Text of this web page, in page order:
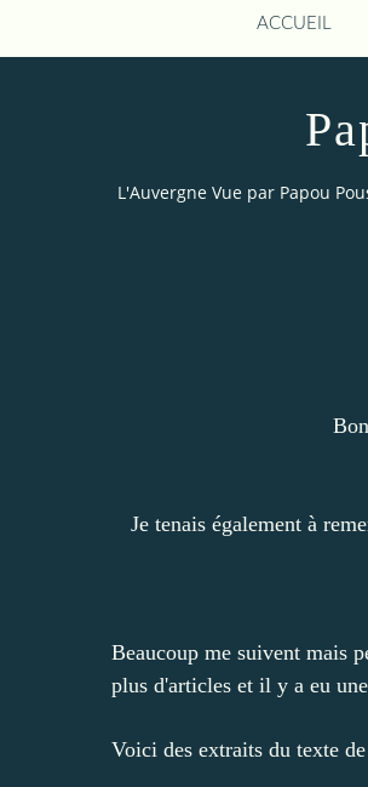
ACCUEIL
L'Auvergne Vue par Papou
Je tenais également à
Beaucoup me suivent mais
plus d'articles et il y a eu
Voici des extraits du texte